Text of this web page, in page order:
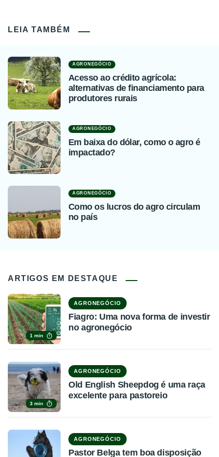
LEIA TAMBÉM
AGRONEGÓCIO
Acesso ao crédito agrícola:
alternativas de financiamento para
produtores rurais
AGRONEGÓCIO
Em baixa do dólar, como o agro é
impactado?
AGRONEGÓCIO
Como os lucros do agro circulam
no país
ARTIGOS EM DESTAQUE
1 min
AGRONEGÓCIO
Fiagro: Uma nova forma de investir
no agronegócio
3 min
AGRONEGÓCIO
Old English Sheepdog é uma raça
excelente para pastoreio
AGRONEGÓCIO
Pastor Belga tem boa disposição